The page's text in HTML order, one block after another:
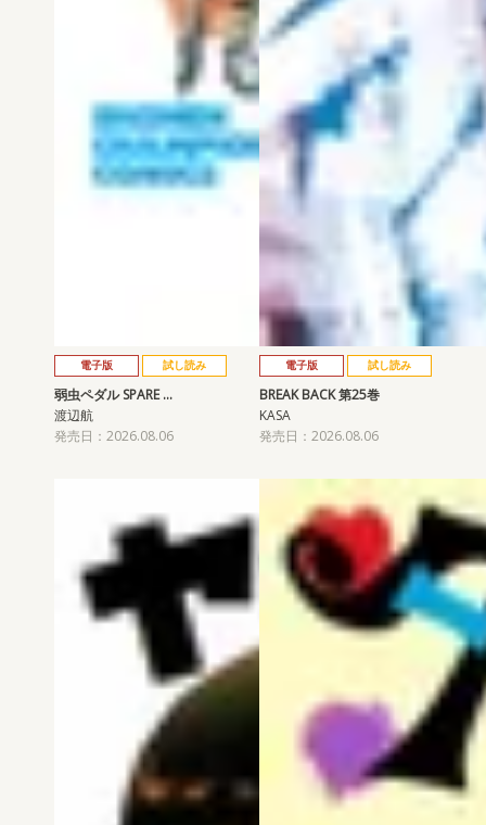
電子版 試し読み
弱虫ペダル SPARE …
渡辺航
発売日：2026.08.06
電子版 試し読み
BREAK BACK 第25巻
KASA
発売日：2026.08.06